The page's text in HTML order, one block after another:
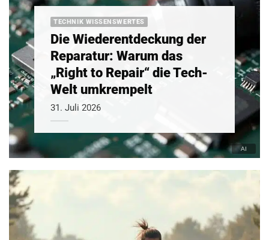
TECHNIK WISSENSWERTES
Die Wiederentdeckung der
Reparatur: Warum das
„Right to Repair“ die Tech-
Welt umkrempelt
31. Juli 2026